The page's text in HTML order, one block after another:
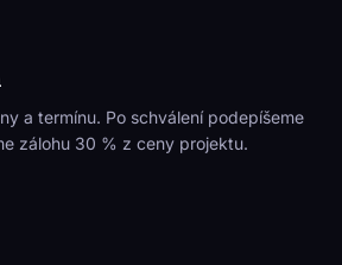
a termínu. Po schválení podepíšeme
zálohu 30 % z ceny projektu.